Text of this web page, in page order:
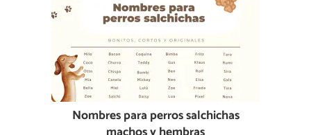
Nombres para perros salchichas